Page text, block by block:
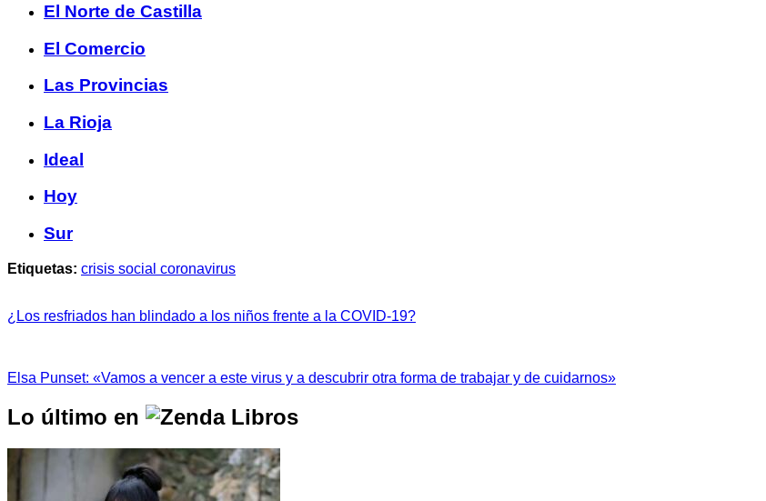
El Norte de Castilla
El Comercio
Las Provincias
La Rioja
Ideal
Hoy
Sur
Etiquetas: crisis social coronavirus
¿Los resfriados han blindado a los niños frente a la COVID-19?
Elsa Punset: «Vamos a vencer a este virus y a descubrir otra forma de trabajar y de cuidarnos»
Lo último en